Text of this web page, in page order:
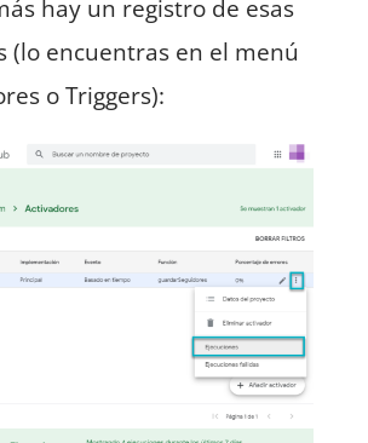
hay un registro de esas
(lo encuentras en el menú
o Triggers):